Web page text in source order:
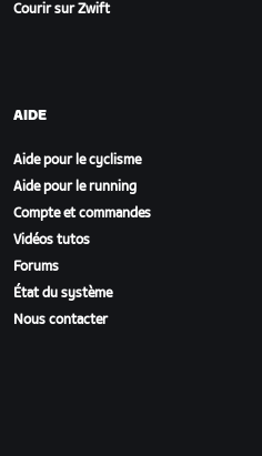
Courir sur Zwift
AIDE
Aide pour le cyclisme
Aide pour le running
Compte et commandes
Vidéos tutos
Forums
État du système
Nous contacter